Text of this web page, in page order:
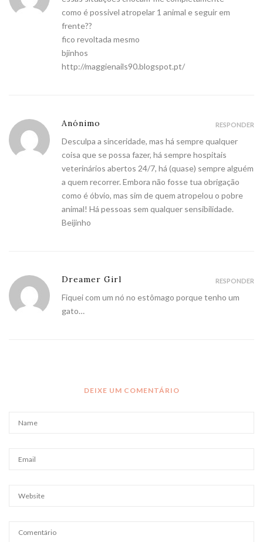
como é possivel atropelar 1 animal e seguir em
frente??
fico revoltada mesmo
bjinhos
http://maggienails90.blogspot.pt/
Anónimo
Desculpa a sinceridade, mas há sempre qualquer
coisa que se possa fazer, há sempre hospitais
veterinários abertos 24/7, há (quase) sempre alguém
a quem recorrer. Embora não fosse tua obrigação
como é óbvio, mas sim de quem atropelou o pobre
animal! Há pessoas sem qualquer sensibilidade.
Beijinho
RESPONDER
Dreamer Girl
Fiquei com um nó no estômago porque tenho um
gato…
RESPONDER
DEIXE UM COMENTÁRIO